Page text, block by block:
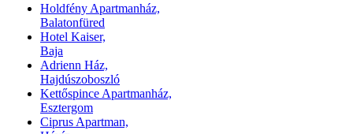
Holdfény Apartmanház,
Balatonfüred
Hotel Kaiser,
Baja
Adrienn Ház,
Hajdúszoboszló
Kettőspince Apartmanház,
Esztergom
Ciprus Apartman,